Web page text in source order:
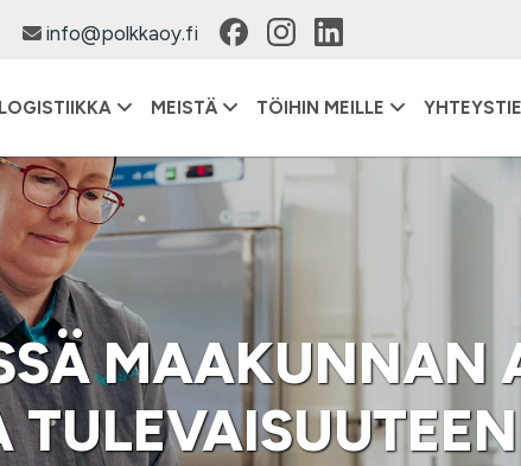
info@polkkaoy.fi
LOGISTIIKKA MEISTÄ TÖIHIN MEILLE
MAAKUNNAN